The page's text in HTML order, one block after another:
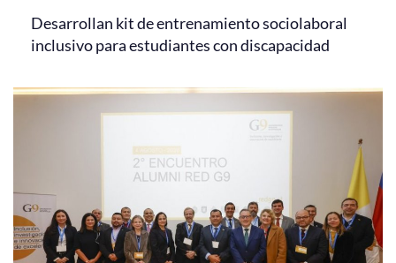
Desarrollan kit de entrenamiento sociolaboral
inclusivo para estudiantes con discapacidad